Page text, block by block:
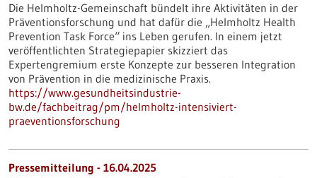
Die Helmholtz-Gemeinschaft bündelt ihre Aktivitäten in der
Präventionsforschung und hat dafür die „Helmholtz Health
Prevention Task Force“ ins Leben gerufen. In einem jetzt
veröffentlichten Strategiepapier skizziert das
Expertengremium erste Konzepte zur besseren Integration
von Prävention in die medizinische Praxis.
https://www.gesundheitsindustrie-
bw.de/fachbeitrag/pm/helmholtz-intensiviert-
praeventionsforschung
Pressemitteilung - 16.04.2025